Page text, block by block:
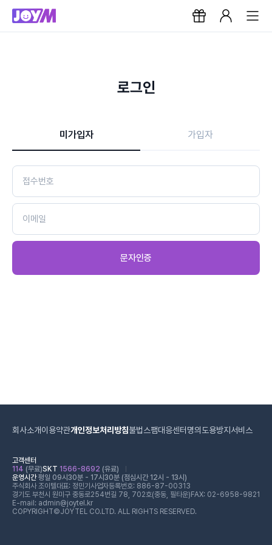
로그인
미가입자 가입자
문자인증
회사소개이용약관개인정보처리방침불법스팸대응센터 명의도용방지서비스
고객센터
114 (무료)SKT 1566-8692 (유료)
운영시간평일 09시30분 - 17시30분 (점심시간 12시 - 13시)
주식회사 조이텔대표: 정민기 사업자등록번호: 886-87-00313
경기도 부천시 원미구 중동로254번길 78, 702호(중동, 필타운) FAX: 02-6958-9821
E-mail: admin@joytel.kr
COPYRIGHT©JOYTEL CO.LTD. ALL RIGHTS RESERVED.